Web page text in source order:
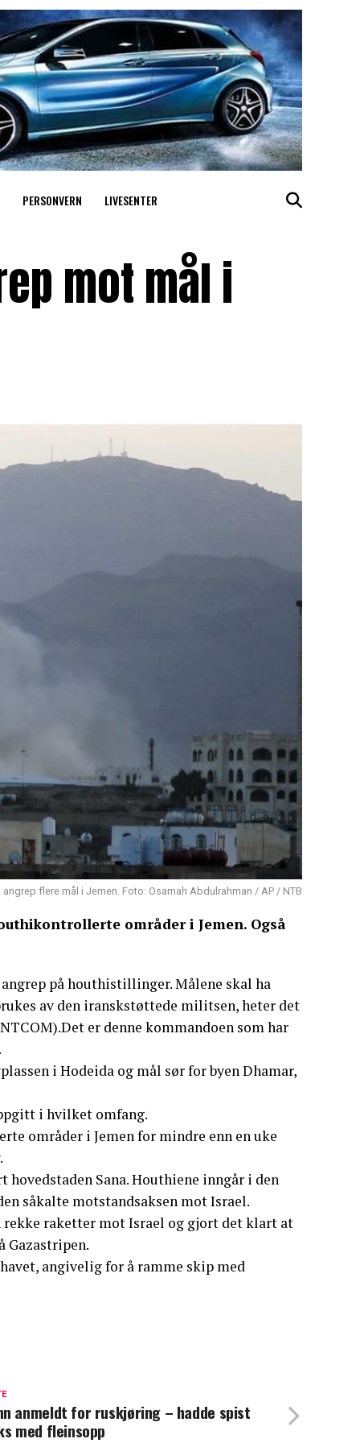
PERSONVERN LIVESENTER
mot mål i
flere mål i Jemen. Foto: Osamah Abdulrahman / AP / NTB
områder i Jemen. Også
på houthistillinger. Målene skal ha
av den iranskstøttede militsen, heter det
er denne kommandoen som har
i Hodeida og mål sør for byen Dhamar,
i hvilket omfang.
områder i Jemen for mindre enn en uke
Sana. Houthiene inngår i den
såkalte motstandsaksen mot Israel.
rekke raketter mot Israel og gjort det klart at
Gazastripen.
angivelig for å ramme skip med
anmeldt for ruskjøring – hadde spist
med fleinsopp